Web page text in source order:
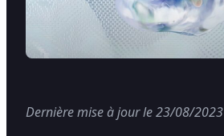
Dernière mise à jour le 23/08/2023